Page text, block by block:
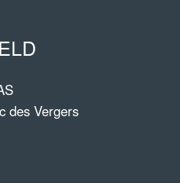
des Vergers